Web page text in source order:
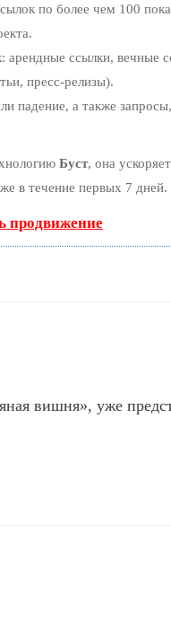
по более чем 100
ссылки, вечные
пресс-релизы).
падение, а также
Буст, она
в течение первых 7 дней.
продвижение
вишня», уже